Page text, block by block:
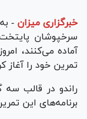
خبرگزاری میزان -
سرخپوشان پایتخت
تمرین خود را آغاز
راندو در قالب
برنامه‌های این